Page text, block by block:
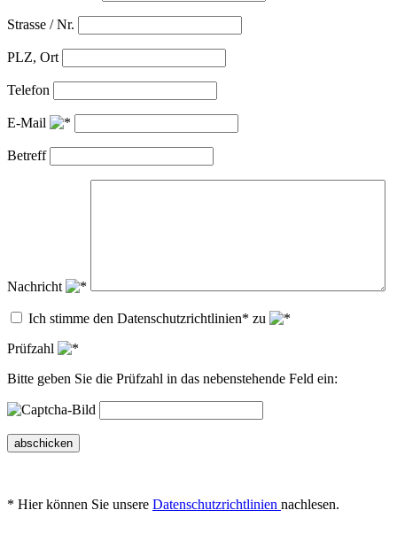
Strasse / Nr.
PLZ, Ort
Telefon
E-Mail
Betreff
Nachricht
Ich stimme den Datenschutzrichtlinien* zu
Prüfzahl
Bitte geben Sie die Prüfzahl in das nebenstehende Feld ein:
abschicken
* Hier können Sie unsere Datenschutzrichtlinien nachlesen.